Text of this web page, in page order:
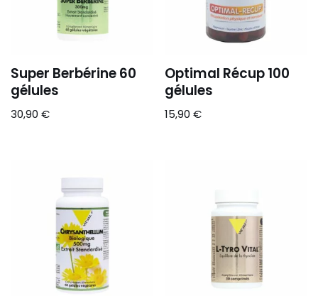
Super Berbérine 60
gélules
30,90 €
Optimal Récup 100
gélules
15,90€